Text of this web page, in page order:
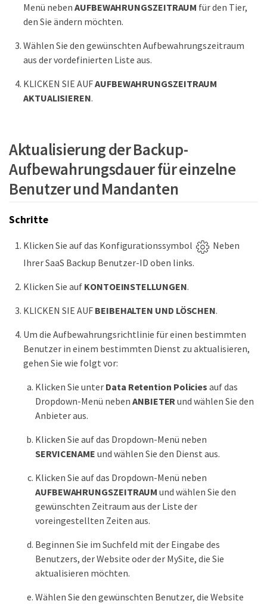
Menü neben AUFBEWAHRUNGSZEITRAUM für den Tier,
den Sie ändern möchten.
Wählen Sie den gewünschten Aufbewahrungszeitraum
aus der vordefinierten Liste aus.
KLICKEN SIE AUFAUFBEWAHRUNGSZEITRAUM
AKTUALISIEREN.
Aktualisierung der Backup-
Aufbewahrungsdauer für einzelne
Benutzer und Mandanten
Schritte
Klicken Sie auf das Konfigurationssymbol
Neben
Ihrer SaaS Backup Benutzer-ID oben links.
Klicken Sie auf KONTOEINSTELLUNGEN.
KLICKEN SIE AUF BEIBEHALTEN UND LÖSCHEN.
Um die Aufbewahrungsrichtlinie für einen bestimmten
Benutzer in einem bestimmten Dienst zu aktualisieren,
gehen Sie wie folgt vor:
Klicken Sie unter Data Retention Policies auf das
Dropdown-Menü neben ANBIETER und wählen Sie den
Anbieter aus.
Klicken Sie auf das Dropdown-Menü neben
SERVICENAME und wählen Sie den Dienst aus.
Klicken Sie auf das Dropdown-Menü neben
AUFBEWAHRUNGSZEITRAUM und wählen Sie den
gewünschten Zeitraum aus der Liste der
voreingestellten Zeiten aus.
Beginnen Sie im Suchfeld mit der Eingabe des
Benutzers, der Website oder der MySite, die Sie
aktualisieren möchten.
Wählen Sie den gewünschten Benutzer, die Website